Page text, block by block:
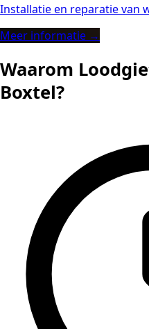
Installatie en reparatie van
Meer informatie →
Waarom
Boxtel?